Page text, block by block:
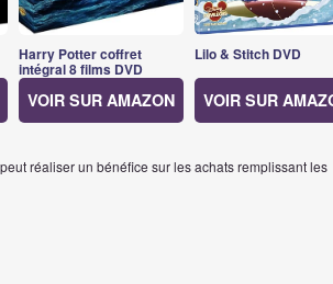
Harry Potter coffret
intégral 8 films DVD
VOIR SUR AMAZON
Lilo & Stitch DVD
VOIR SUR
réaliser un bénéfice sur les achats remplissant les